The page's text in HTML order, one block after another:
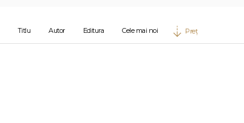
Titlu Autor Editura Cele mai noi Preț